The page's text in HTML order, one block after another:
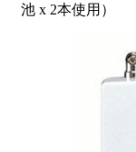
池 x 2本使用）